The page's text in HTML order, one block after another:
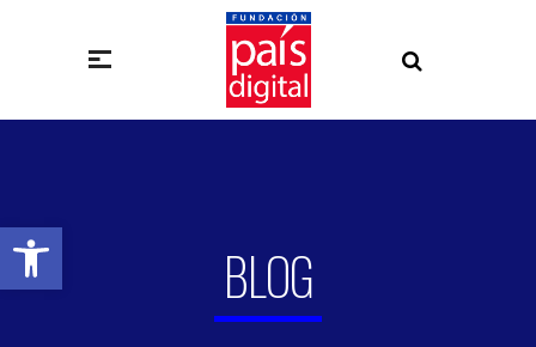
Abrir barra de herramientas
BLOG